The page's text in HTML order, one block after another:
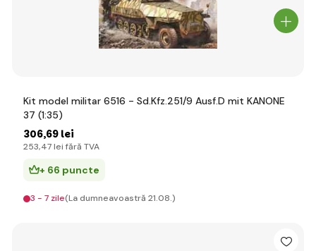
Kit model militar 6516 - Sd.Kfz.251/9 Ausf.D mit KANONE
37 (1:35)
306,69 lei
253,47 lei fără TVA
+ 66 puncte
3 - 7 zile(La dumneavoastră 21.08.)